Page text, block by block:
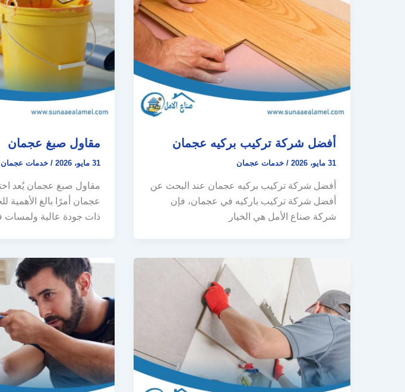
أفضل شركة تركيب بركيه عجمان
31 مايو، 2026 / خدمات عجمان
أفضل شركة تركيب بركيه عجمان عند البحث عن
أفضل شركة تركيب باركيه في عجمان، فإن
شركة صناع الأمل هي الخيار
مقاول صبغ عجمان
31 مايو، 2026 /خدمات عجمان
مقاول صبغ عجمان يُعد
عجمان أمرًا بالغ
ذات جودة عالية ولمسات